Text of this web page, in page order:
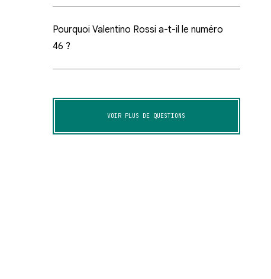
Pourquoi Valentino Rossi a-t-il le numéro
46 ?
VOIR PLUS DE QUESTIONS